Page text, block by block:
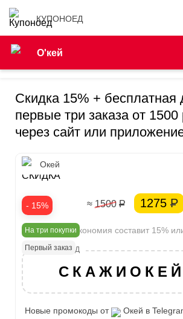
КУПОНОЕД
О'кей
Скидка 15% + бесплатная
первые три заказа от 1500
через сайт или
- 15%
15%
СКИДКА
Окей
≈ 1500 Р 1275 Р
Ваша экономия составит 15%
СКАЖИОКЕЙ
Новые промокоды от Окей в
На три покупки
Первый заказ